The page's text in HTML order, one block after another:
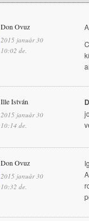
Don Ovuz
2015 január 30
10:02 de.
Ille István
2015 január 30
10:14 de.
Don Ovuz
2015 január 30
10:32 de.